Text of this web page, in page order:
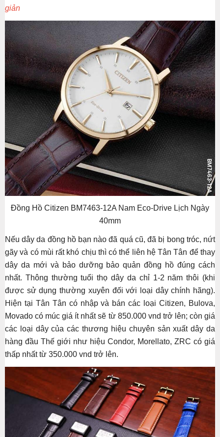
giản
Đồng Hồ Citizen BM7463-12A Nam Eco-Drive Lịch Ngày
40mm
Nếu dây da đồng hồ bạn nào đã quá cũ, đã bị bong tróc, nứt
gãy và có mùi rất khó chịu thì có thể liên hệ Tân Tân để thay
dây da mới và bảo dưỡng bảo quản đồng hồ đúng cách
nhất. Thông thường tuổi thọ dây da chỉ 1-2 năm thôi (khi
được sử dụng thường xuyên đối với loại dây chính hãng).
Hiện tại Tân Tân có nhập và bán các loại Citizen, Bulova,
Movado có múc giá ít nhất sẽ từ 850.000 vnd trở lên; còn giá
các loại dây của các thương hiệu chuyên sản xuất dây da
hàng đầu Thế giới như hiệu Condor, Morellato, ZRC có giá
thấp nhất từ 350.000 vnd trở lên.